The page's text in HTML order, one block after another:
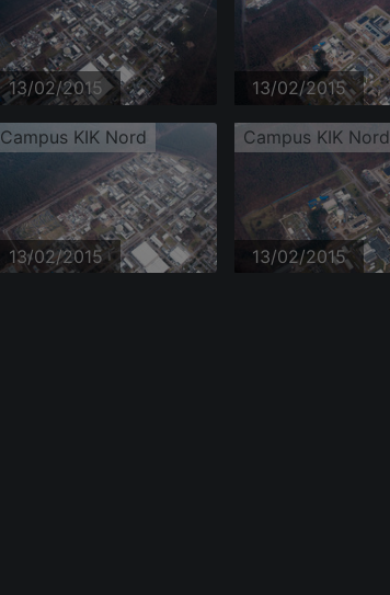
13/02/2015 13/02/2015
Campus KIK Nord
13/02/2015
Campus KIK Nord
13/02/2015